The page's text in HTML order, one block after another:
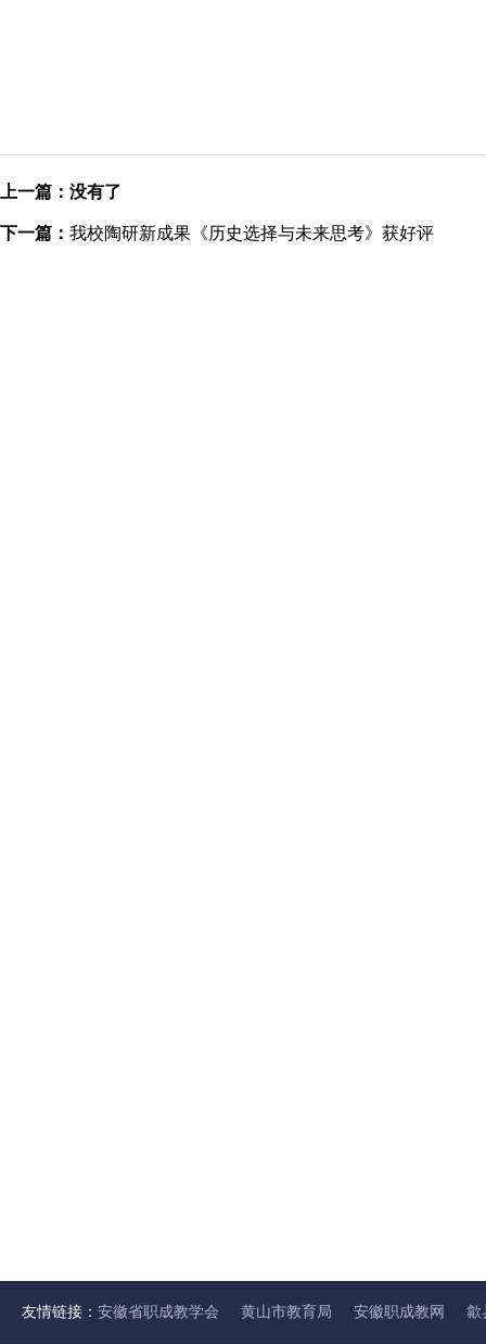
上一篇：没有了
下一篇： 我校陶研新成果《历史选择与未来思考》获好评
友情链接： 安徽省职成教学会 黄山市教育局 安徽职成教网 歙